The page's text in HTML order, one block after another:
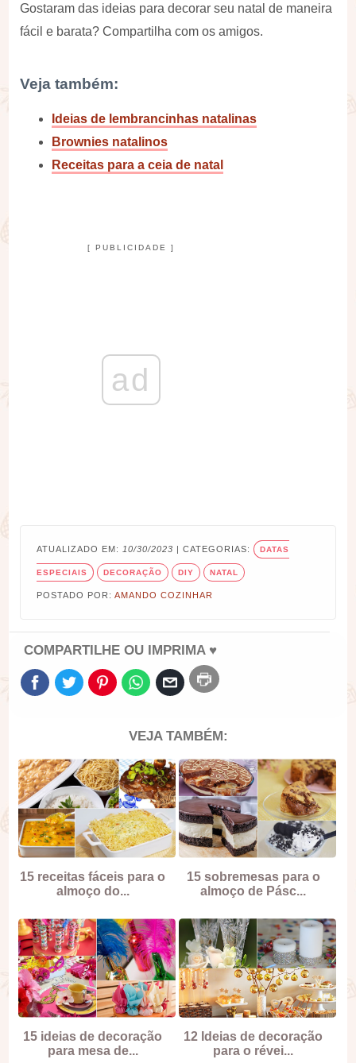
Gostaram das ideias para decorar seu natal de maneira
fácil e barata? Compartilha com os amigos.
Veja também:
Ideias de lembrancinhas natalinas
Brownies natalinos
Receitas para a ceia de natal
[ PUBLICIDADE ]
ad
ATUALIZADO EM: 10/30/2023 | CATEGORIAS: DATAS
ESPECIAIS DECORAÇÃO DIY NATAL
POSTADO POR:AMANDO COZINHAR
COMPARTILHE OU IMPRIMA ♥
VEJA TAMBÉM:
15 receitas fáceis para o
almoço do...
15 sobremesas para o
almoço de Pásc...
15 ideias de decoração
para mesa de...
12 Ideias de decoração
para o révei...